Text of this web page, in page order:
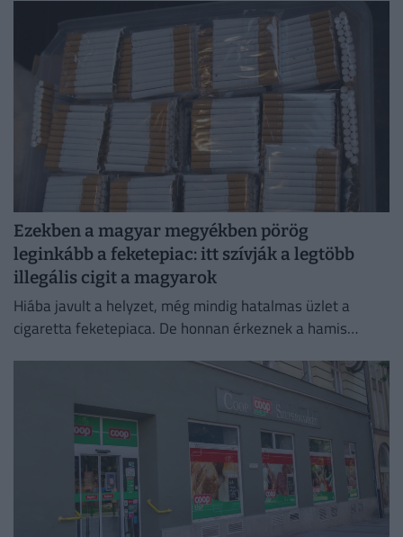
Ezekben a magyar megyékben pörög
leginkább a feketepiac: itt szívják a legtöbb
illegális cigit a magyarok
Hiába javult a helyzet, még mindig hatalmas üzlet a
cigaretta feketepiaca. De honnan érkeznek a hamis